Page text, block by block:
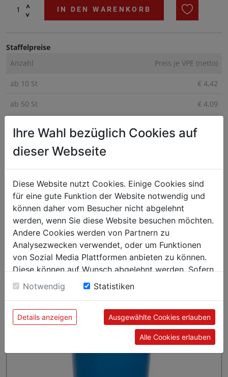
^
^
IN DEN WARENKORB
Staffelpreise
Anzahl
Preis je VPE (netto)
ab 10 St € 4,42
ab 50 St € 4,09
ab 250 St
Vorrats-Schüssel 1 Liter PP
Ihre Wahl bezüglich Cookies auf
dieser Webseite
Diese Website nutzt Cookies. Einige Cookies sind
für eine gute Funktion der Website notwendig und
können daher vom Besucher nicht abgelehnt
werden, wenn Sie diese Website besuchen möchten.
Andere Cookies werden von Partnern zu
Analysezwecken verwendet, oder um Funktionen
von Sozial Media Plattformen anbieten zu können.
Diese können auf Wunsch abgelehnt werden. Sofern
sie unsere Webseite weiter nutzen, geben Sie
Einwilligung zu unseren Cookies.
Notwendig Statistiken
Details anzeigen Ausgewählte Cookies erlauben
Alle Cookies erlauben